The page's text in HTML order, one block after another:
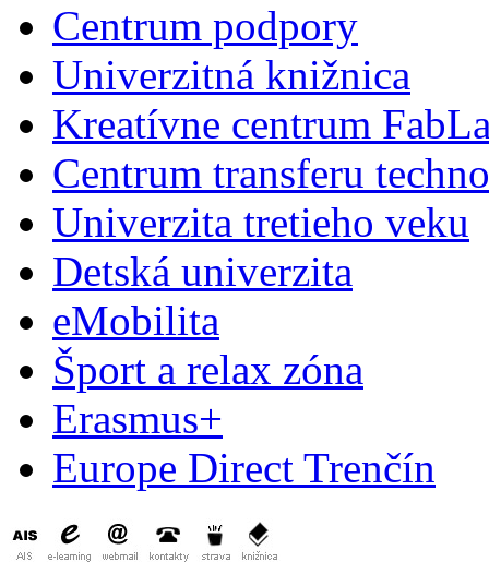
Centrum podpory
Univerzitná knižnica
Kreatívne centrum
Centrum transferu
Univerzita tretieho veku
Detská univerzita
eMobilita
Šport a relax zóna
Erasmus+
Europe Direct Trenčín